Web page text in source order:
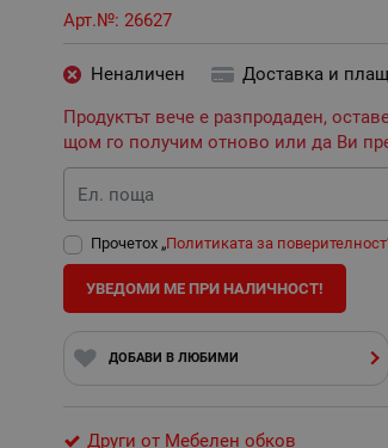
Арт.№: 26627
Неналичен
Доставка и
Продуктът вече е разпродаден,
щом го получим отново или да Ви
Ел. поща
Прочетох „Политиката за поверителност
УВЕДОМИ МЕ ПРИ НАЛИЧНОСТ!
ДОБАВИ В ЛЮБИМИ
Други от Мебелен обков